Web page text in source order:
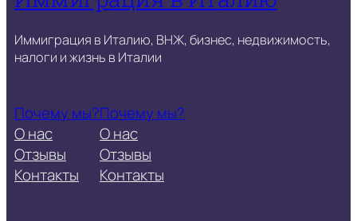
Иммиграция в Италию, ВНЖ, бизнес, недвижимость,
налоги и жизнь в Италии
Почему мы?
О нас
Отзывы
Контакты
Почему мы?
О нас
Отзывы
Контакты